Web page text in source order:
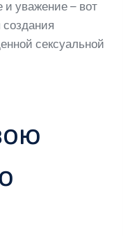
уважение – вот
сексуальной